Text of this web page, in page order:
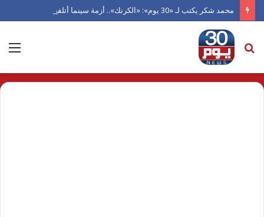
محمد شكر يكتب لـ «30 يوم»: «الكرنك».. أزمة سينما أتلفها الهوى
بحث
عن